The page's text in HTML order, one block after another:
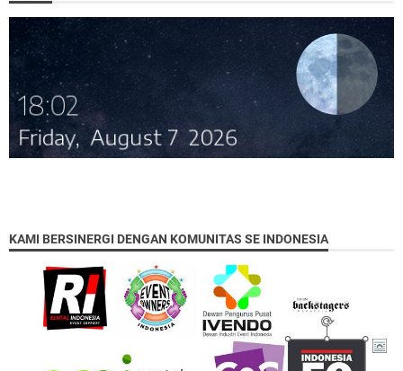
KAMI BERSINERGI DENGAN KOMUNITAS SE INDONESIA